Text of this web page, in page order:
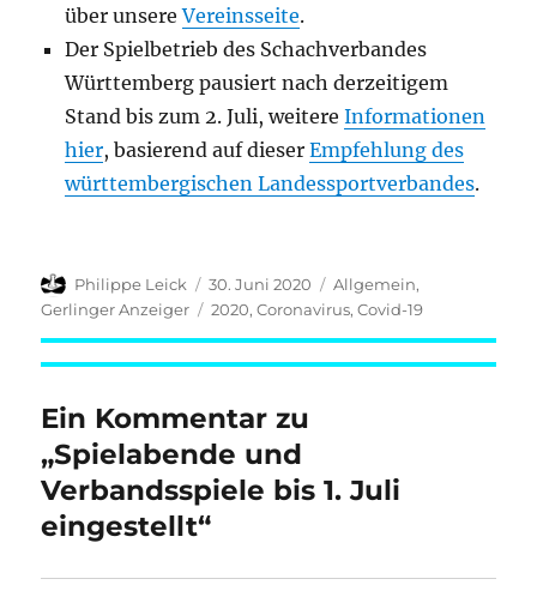
über unsereVereinsseite.
Der Spielbetrieb des Schachverbandes
Württemberg pausiert nach derzeitigem
Stand bis zum 2. Juli, weitereInformationen
hier, basierend auf dieserEmpfehlung des
württembergischen Landessportverbandes.
Autor
Philippe Leick
Veröffentlicht
am
30. Juni 2020 Kategorien
Allgemein,
Gerlinger Anzeiger
Schlagwörter
2020,Coronavirus,Covid-19
Ein Kommentar zu
„Spielabende und
Verbandsspiele bis 1. Juli
eingestellt“